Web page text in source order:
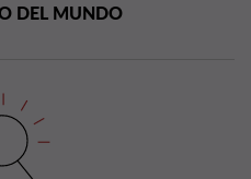
DEL MUNDO